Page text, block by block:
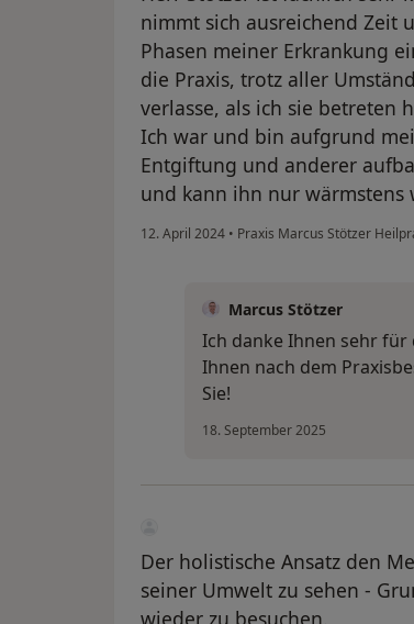
nimmt sich ausreichend Zeit
Phasen meiner Erkrankung
die Praxis, trotz aller
verlasse, als ich sie betreten
Ich war und bin aufgrund
Entgiftung und anderer
und kann ihn nur wärmstens
12. April 2024 • Praxis Marcus Stötzer
Marcus Stötzer
Ich danke Ihnen sehr für
Ihnen nach dem
Sie!
18. September 2025
Der holistische Ansatz den
seiner Umwelt zu sehen -
wieder zu besuchen.